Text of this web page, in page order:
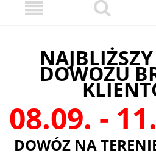
DOWOZU
08.09. -
DOWÓZ NA